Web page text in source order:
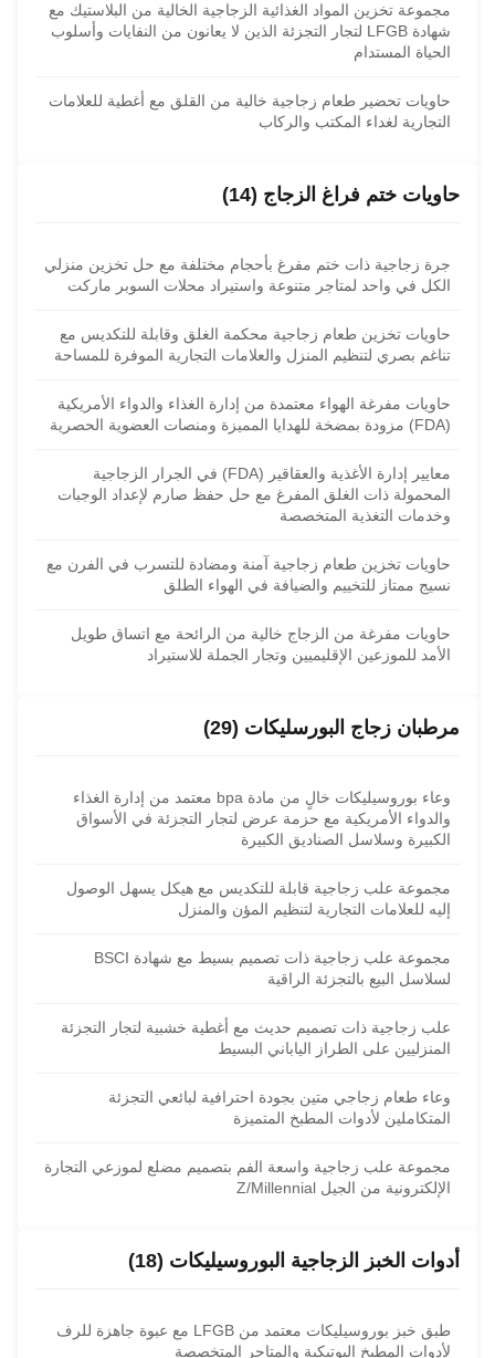
مجموعة تخزين المواد الغذائية الزجاجية الخالية من البلاستيك مع
شهادة LFGB لتجار التجزئة الذين لا يعانون من النفايات وأسلوب
الحياة المستدام
حاويات تحضير طعام زجاجية خالية من القلق مع أغطية للعلامات
التجارية لغداء المكتب والركاب
حاويات ختم فراغ الزجاج (14)
جرة زجاجية ذات ختم مفرغ بأحجام مختلفة مع حل تخزين منزلي
الكل في واحد لمتاجر متنوعة واستيراد محلات السوبر ماركت
حاويات تخزين طعام زجاجية محكمة الغلق وقابلة للتكديس مع
تناغم بصري لتنظيم المنزل والعلامات التجارية الموفرة للمساحة
حاويات مفرغة الهواء معتمدة من إدارة الغذاء والدواء الأمريكية
(FDA) مزودة بمضخة للهدايا المميزة ومنصات العضوية الحصرية
معايير إدارة الأغذية والعقاقير (FDA) في الجرار الزجاجية
المحمولة ذات الغلق المفرغ مع حل حفظ صارم لإعداد الوجبات
وخدمات التغذية المتخصصة
حاويات تخزين طعام زجاجية آمنة ومضادة للتسرب في الفرن مع
نسيج ممتاز للتخييم والضيافة في الهواء الطلق
حاويات مفرغة من الزجاج خالية من الرائحة مع اتساق طويل
الأمد للموزعين الإقليميين وتجار الجملة للاستيراد
مرطبان زجاج البورسليكات (29)
وعاء بوروسيليكات خالٍ من مادة bpa معتمد من إدارة الغذاء
والدواء الأمريكية مع حزمة عرض لتجار التجزئة في الأسواق
الكبيرة وسلاسل الصناديق الكبيرة
مجموعة علب زجاجية قابلة للتكديس مع هيكل يسهل الوصول
إليه للعلامات التجارية لتنظيم المؤن والمنزل
مجموعة علب زجاجية ذات تصميم بسيط مع شهادة BSCI
لسلاسل البيع بالتجزئة الراقية
علب زجاجية ذات تصميم حديث مع أغطية خشبية لتجار التجزئة
المنزليين على الطراز الياباني البسيط
وعاء طعام زجاجي متين بجودة احترافية لبائعي التجزئة
المتكاملين لأدوات المطبخ المتميزة
مجموعة علب زجاجية واسعة الفم بتصميم مضلع لموزعي التجارة
الإلكترونية من الجيل Z/Millennial
أدوات الخبز الزجاجية البوروسيليكات (18)
طبق خبز بوروسيليكات معتمد من LFGB مع عبوة جاهزة للرف
لأدوات المطبخ البوتيكية والمتاجر المتخصصة